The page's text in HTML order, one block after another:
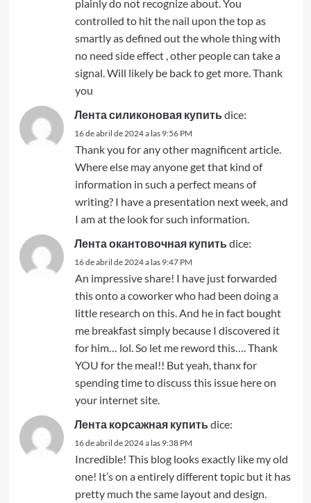
plainly do not recognize about. You
controlled to hit the nail upon the top as
smartly as defined out the whole thing with
no need side effect , other people can take a
signal. Will likely be back to get more. Thank
you
Лента силиконовая купить dice:
16 de abril de 2024 a las 9:56 PM
Thank you for any other magnificent article.
Where else may anyone get that kind of
information in such a perfect means of
writing? I have a presentation next week, and
I am at the look for such information.
Лента окантовочная купить dice:
16 de abril de 2024 a las 9:47 PM
An impressive share! I have just forwarded
this onto a coworker who had been doing a
little research on this. And he in fact bought
me breakfast simply because I discovered it
for him… lol. So let me reword this…. Thank
YOU for the meal!! But yeah, thanx for
spending time to discuss this issue here on
your internet site.
Лента корсажная купить dice:
16 de abril de 2024 a las 9:38 PM
Incredible! This blog looks exactly like my old
one! It’s on a entirely different topic but it has
pretty much the same layout and design.